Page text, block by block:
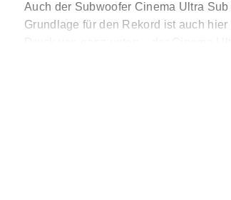
Auch der Subwoofer Cinema Ultra
Grundlage für den Rekord ist auch